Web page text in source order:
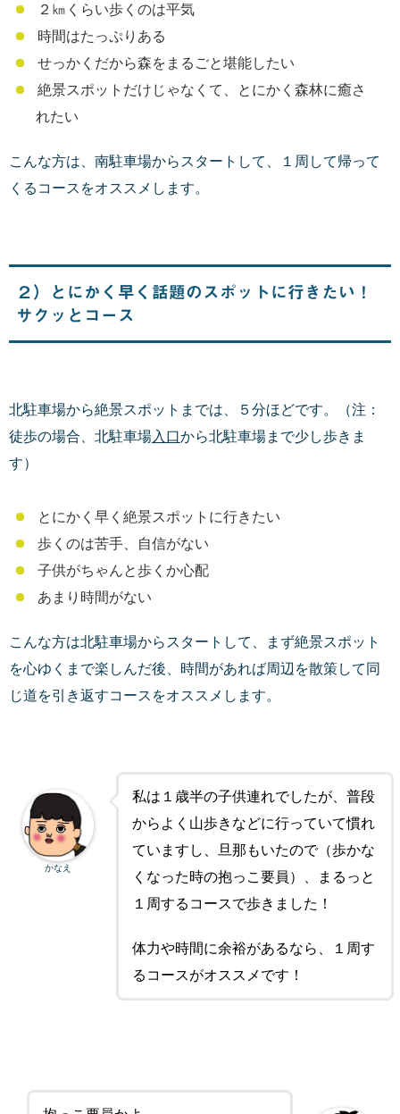
２㎞くらい歩くのは平気
時間はたっぷりある
せっかくだから森をまるごと堪能したい
絶景スポットだけじゃなくて、とにかく森林に癒さ
れたい
こんな方は、南駐車場からスタートして、１周して帰って
くるコースをオススメします。
２）とにかく早く話題のスポットに行きたい！
サクッとコース
北駐車場から絶景スポットまでは、５分ほどです。（注：
徒歩の場合、北駐車場入口から北駐車場まで少し歩きま
す）
とにかく早く絶景スポットに行きたい
歩くのは苦手、自信がない
子供がちゃんと歩くか心配
あまり時間がない
こんな方は北駐車場からスタートして、まず絶景スポット
を心ゆくまで楽しんだ後、時間があれば周辺を散策して同
じ道を引き返すコースをオススメします。
私は１歳半の子供連れでしたが、普段
からよく山歩きなどに行っていて慣れ
ていますし、旦那もいたので（歩かな
くなった時の抱っこ要員）、まるっと
１周するコースで歩きました！
体力や時間に余裕があるなら、１周す
るコースがオススメです！
かなえ